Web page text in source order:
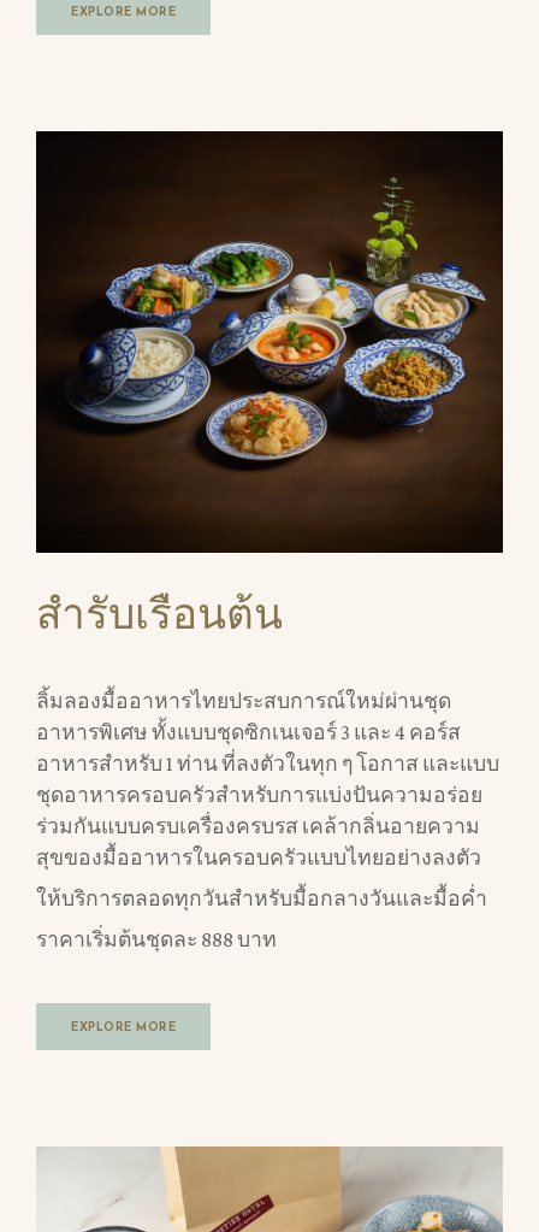
EXPLORE MORE
สำรับเรือนต้น
ลิ้มลองมื้ออาหารไทยประสบการณ์ใหม่ผ่านชุด
อาหารพิเศษ ทั้งแบบชุดซิกเนเจอร์ 3 และ 4 คอร์ส
อาหารสำหรับ 1 ท่าน ที่ลงตัวในทุก ๆ โอกาส และแบบ
ชุดอาหารครอบครัวสำหรับการแบ่งปันความอร่อย
ร่วมกันแบบครบเครื่องครบรส เคล้ากลิ่นอายความ
สุขของมื้ออาหารในครอบครัวแบบไทยอย่างลงตัว
ให้บริการตลอดทุกวันสำหรับมื้อกลางวันและมื้อค่ำ
ราคาเริ่มต้นชุดละ 888 บาท
EXPLORE MORE